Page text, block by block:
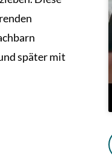
später mit